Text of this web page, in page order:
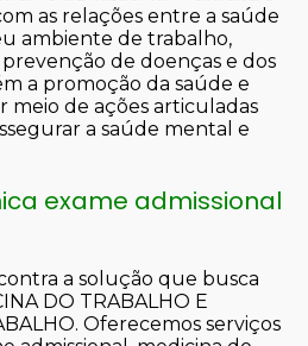
as relações entre a saúde
ambiente de trabalho,
de doenças e dos
a promoção da saúde e
meio de ações articuladas
a saúde mental e
exame admissional
a solução que busca
DO TRABALHO E
Oferecemos serviços